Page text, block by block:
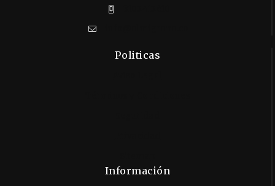
Politicas
Información